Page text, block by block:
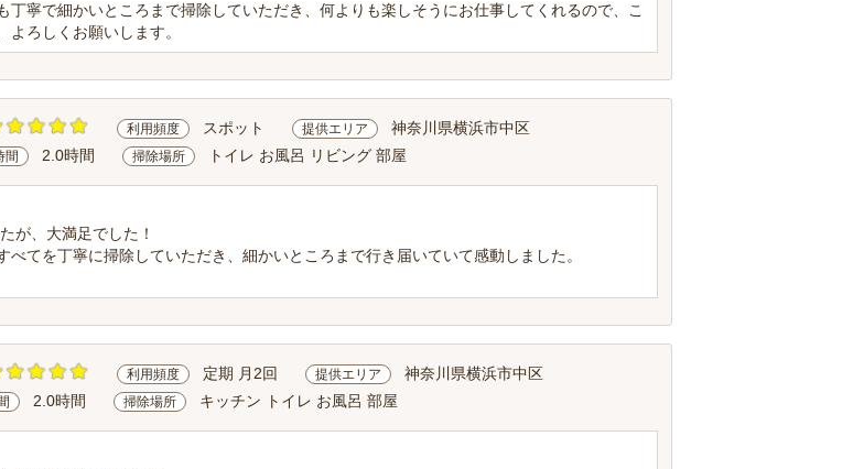
丁寧で細かいところまで掃除していただき、何よりも楽しそうにお仕事してくれるので、こ
ろしくお願いします。
利用頻度 スポット 提供エリア 神奈川県横浜市中区
間 2.0時間 掃除場所 トイレ お風呂 リビング 部屋
が、大満足でした！
べてを丁寧に掃除していただき、細かいところまで行き届いていて感動しました。
利用頻度 定期 月2回 提供エリア 神奈川県横浜市中区
2.0時間 掃除場所 キッチン トイレ お風呂 部屋